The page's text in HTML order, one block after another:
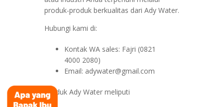
produk-produk berkualitas dari Ady Water.
Hubungi kami di:
Kontak WA sales: Fajri (0821
4000 2080)
Email: adywater@gmail.com
Produk Ady Water meliputi